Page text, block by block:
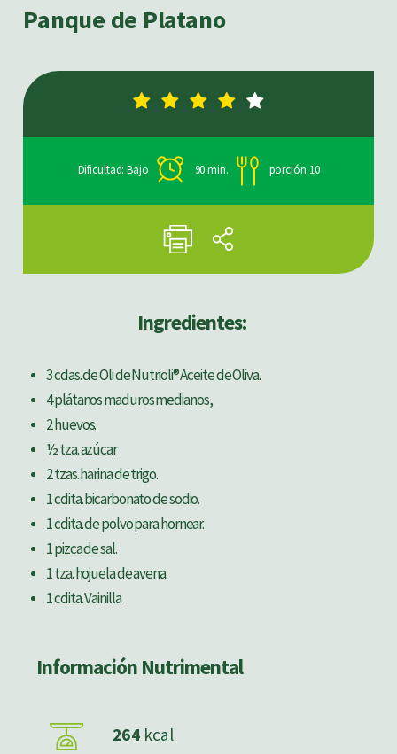
Panque de Platano
Dificultad: Bajo 90 min. porción 10
Ingredientes:
3 cdas. de Oli de Nutrioli® Aceite de Oliva.
4 plátanos maduros medianos,
2 huevos.
½ tza. azúcar
2 tzas. harina de trigo.
1 cdita. bicarbonato de sodio.
1 cdita. de polvo para hornear.
1 pizca de sal.
1 tza. hojuela de avena.
1 cdita. Vainilla
Información Nutrimental
264 kcal